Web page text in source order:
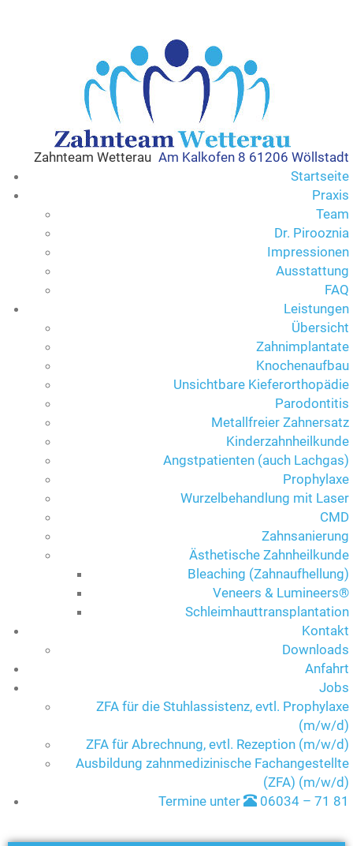
Zahnteam Wetterau Am Kalkofen 8 61206 Wöllstadt
Startseite
Praxis
Team
Dr. Pirooznia
Impressionen
Ausstattung
FAQ
Leistungen
Übersicht
Zahnimplantate
Knochenaufbau
Unsichtbare Kieferorthopädie
Parodontitis
Metallfreier Zahnersatz
Kinderzahnheilkunde
Angstpatienten (auch Lachgas)
Prophylaxe
Wurzelbehandlung mit Laser
CMD
Zahnsanierung
Ästhetische Zahnheilkunde
Bleaching (Zahnaufhellung)
Veneers & Lumineers®
Schleimhauttransplantation
Kontakt
Downloads
Anfahrt
Jobs
ZFA für die Stuhlassistenz, evtl. Prophylaxe
(m/w/d)
ZFA für Abrechnung, evtl. Rezeption (m/w/d)
Ausbildung zahnmedizinische Fachangestellte
(ZFA) (m/w/d)
Termine unter
06034 – 71 81